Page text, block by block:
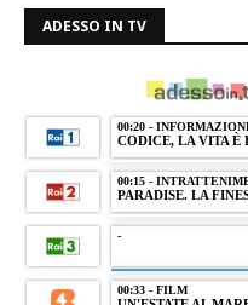
ADESSO IN TV